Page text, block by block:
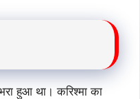
हुआ था। करिश्मा का